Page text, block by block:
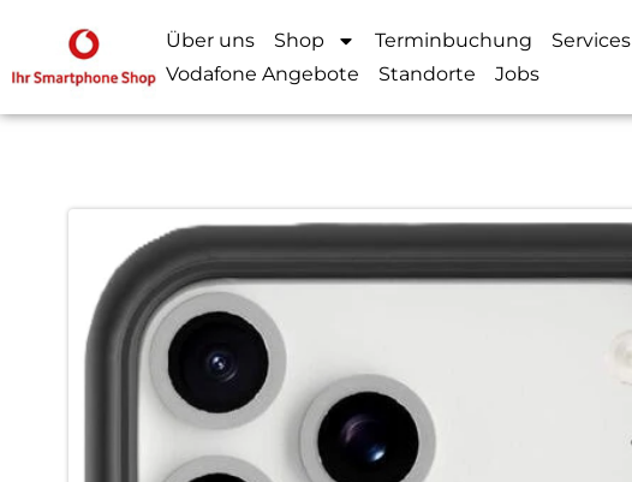
Über uns Shop Terminbuchung Services
Vodafone Angebote
Standorte Jobs